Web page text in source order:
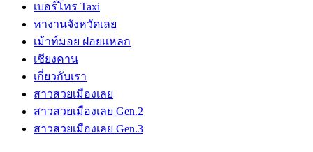
เบอร์โทร Taxi
หางานจังหวัดเลย
เม้าท์มอย ฝอยแหลก
เชียงคาน
เกี่ยวกับเรา
สาวสวยเมืองเลย
สาวสวยเมืองเลย Gen.2
สาวสวยเมืองเลย Gen.3